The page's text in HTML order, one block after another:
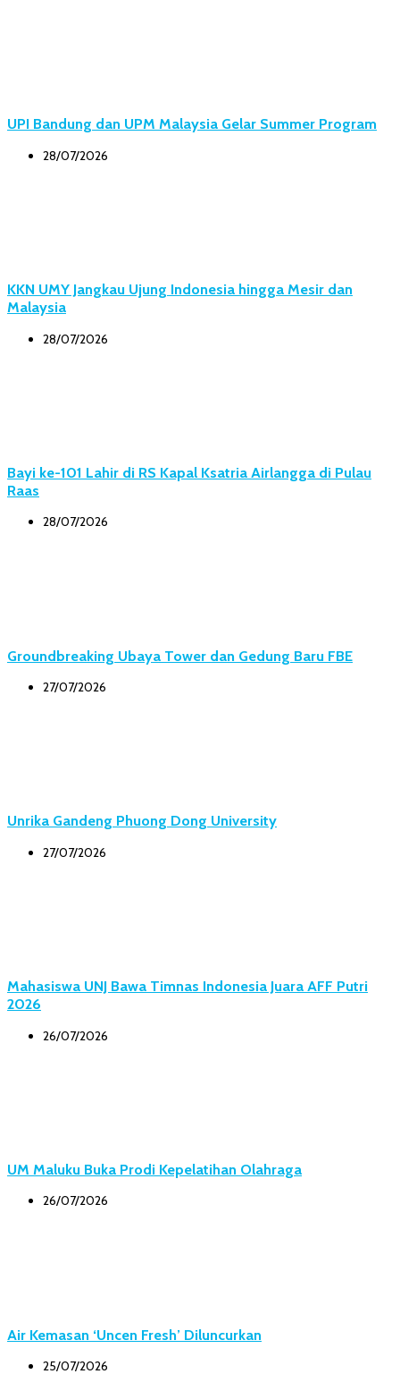
UPI Bandung dan UPM Malaysia Gelar Summer Program
28/07/2026
KKN UMY Jangkau Ujung Indonesia hingga Mesir dan
Malaysia
28/07/2026
Bayi ke-101 Lahir di RS Kapal Ksatria Airlangga di Pulau
Raas
28/07/2026
Groundbreaking Ubaya Tower dan Gedung Baru FBE
27/07/2026
Unrika Gandeng Phuong Dong University
27/07/2026
Mahasiswa UNJ Bawa Timnas Indonesia Juara AFF Putri
2026
26/07/2026
UM Maluku Buka Prodi Kepelatihan Olahraga
26/07/2026
Air Kemasan ‘Uncen Fresh’ Diluncurkan
25/07/2026